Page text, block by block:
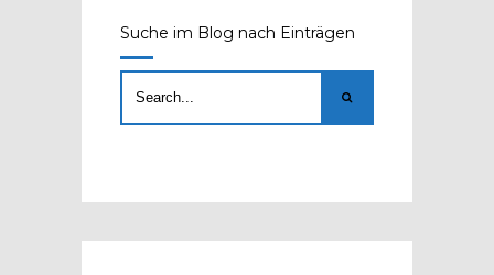
Suche im Blog nach Einträgen